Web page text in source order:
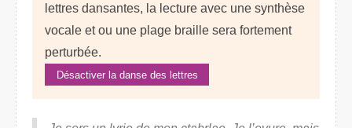
lettres dansantes, la lecture avec une synthèse
vocale et ou une plage braille sera fortement
perturbée.
Désactiver la danse des lettres